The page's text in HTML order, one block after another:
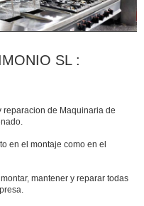
SL:
reparacion de Maquinaria de
en el montaje como en el
mantener y reparar todas